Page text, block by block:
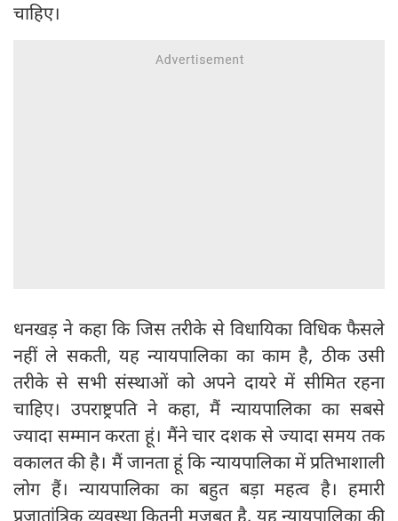
चाहिए।
धनखड़ ने कहा कि जिस तरीके से विधायिका विधिक फैसले
नहीं ले सकती, यह न्यायपालिका का काम है, ठीक उसी
तरीके से सभी संस्थाओं को अपने दायरे में सीमित रहना
चाहिए। उपराष्ट्रपति ने कहा, मैं न्यायपालिका का सबसे
ज्यादा सम्मान करता हूं। मैंने चार दशक से ज्यादा समय तक
वकालत की है। मैं जानता हूं कि न्यायपालिका में प्रतिभाशाली
लोग हैं। न्यायपालिका का बहुत बड़ा महत्व है। हमारी
प्रजातांत्रिक व्यवस्था कितनी मजबूत है, यह न्यायपालिका की